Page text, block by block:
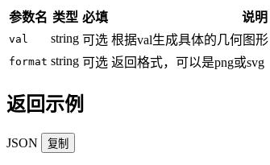
参数名 类型 必填 说明
val string 可选 根据val生成具体的几何图
format string 可选 返回格式，可以是png或svg
返回示例
JSON 复制